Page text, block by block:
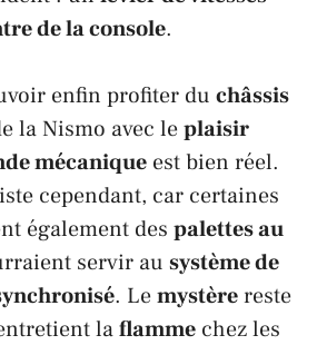
de la console.
enfin profiter du châssis
laNismo avec leplaisir
mécanique est bien réel.
cependant, car certaines
également des palettes au
servir au système de
. Lemystèrereste
laflamme chez les